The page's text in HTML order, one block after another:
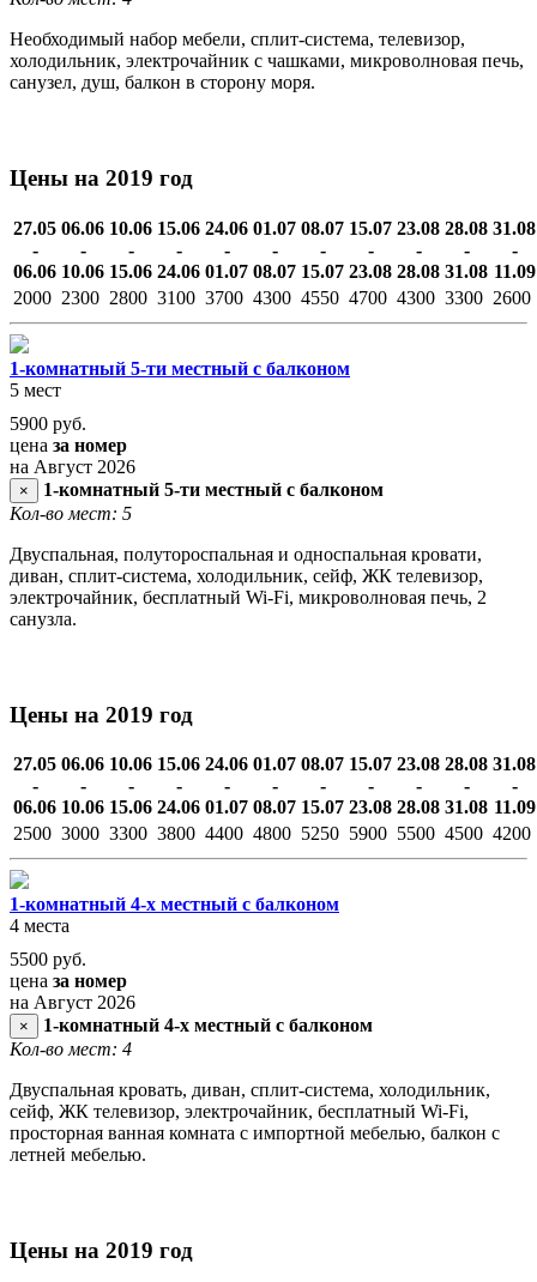
Необходимый набор мебели, сплит-система, телевизор,
холодильник, электрочайник с чашками, микроволновая печь,
санузел, душ, балкон в сторону моря.
Цены на 2019 год
27.05
-
06.06
06.06
-
10.06
10.06
-
15.06
15.06
-
24.06
24.06
-
01.07
01.07
-
08.07
08.07
-
15.07
15.07
-
23.08
23.08
-
28.08
28.08
-
31.08
31.08
-
11.09
2000 2300 2800 3100 3700 4300 4550 4700 4300 3300 2600
1-комнатный 5-ти местный с балконом
5 мест
5900 руб.
цена за номер
на Август 2026
×
1-комнатный 5-ти местный с балконом
Кол-во мест: 5
Двуспальная, полутороспальная и односпальная кровати,
диван, сплит-система, холодильник, сейф, ЖК телевизор,
электрочайник, бесплатный Wi-Fi, микроволновая печь, 2
санузла.
Цены на 2019 год
27.05
-
06.06
06.06
-
10.06
10.06
-
15.06
15.06
-
24.06
24.06
-
01.07
01.07
-
08.07
08.07
-
15.07
15.07
-
23.08
23.08
-
28.08
28.08
-
31.08
31.08
-
11.09
2500 3000 3300 3800 4400 4800 5250 5900 5500 4500 4200
1-комнатный 4-х местный с балконом
4 места
5500 руб.
цена за номер
на Август 2026
×
1-комнатный 4-х местный с балконом
Кол-во мест: 4
Двуспальная кровать, диван, сплит-система, холодильник,
сейф, ЖК телевизор, электрочайник, бесплатный Wi-Fi,
просторная ванная комната с импортной мебелью, балкон с
летней мебелью.
Цены на 2019 год